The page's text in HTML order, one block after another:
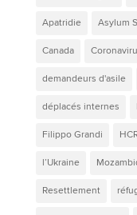
Apatridie Asylum
Canada
demandeurs d'asile
déplacés internes
Filippo Grandi
l’Ukraine
Resettlement